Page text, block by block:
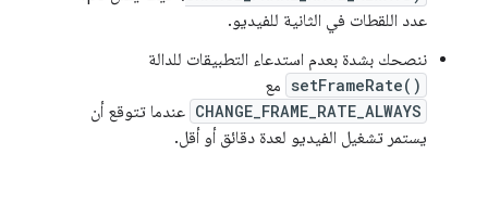
عدد اللقطات في الثانية للفيديو.
ننصحك بشدة بعدم استدعاء التطبيقات للدالة
setFrameRate() مع
CHANGE_FRAME_RATE_ALWAYS عندما تتوقع أن
يستمر تشغيل الفيديو لعدة دقائق أو أقل.